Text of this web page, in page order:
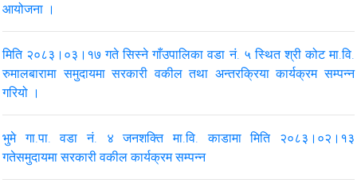
आयोजना ।
मिति २०८३।०३।१७ गते सिस्ने गाँउपालिका वडा नं. ५ स्थित श्री कोट मा.वि.
रुमालबारामा समुदायमा सरकारी वकील तथा अन्तरक्रिया कार्यक्रम सम्पन्न
गरियो ।
भुमे गा.पा. वडा नं. ४ जनशक्ति मा.वि. काडामा मिति २०८३।०२।१३
गतेसमुदायमा सरकारी वकील कार्यक्रम सम्पन्न